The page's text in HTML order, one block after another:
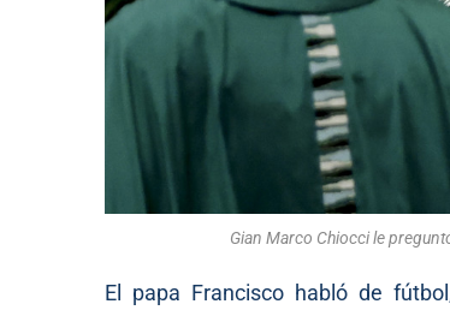
Gian Marco Chiocci le
El papa Francisco habló de